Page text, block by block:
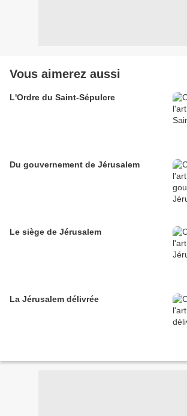
Vous aimerez aussi
L'Ordre du Saint-Sépulcre
Du gouvernement de Jérusalem
Le siège de Jérusalem
La Jérusalem délivrée